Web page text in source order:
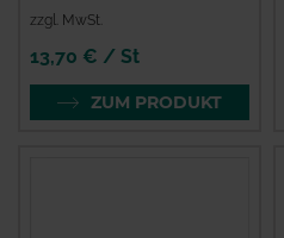
zzgl. MwSt.
13,70 € / St
ZUM PRODUKT